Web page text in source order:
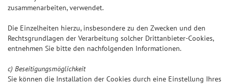
zusammenarbeiten, verwendet.
Die Einzelheiten hierzu, insbesondere zu den Zwecken und den
Rechtsgrundlagen der Verarbeitung solcher Drittanbieter-Cookies,
entnehmen Sie bitte den nachfolgenden Informationen.
c) Beseitigungsmöglichkeit
Sie können die Installation der Cookies durch eine Einstellung Ihres